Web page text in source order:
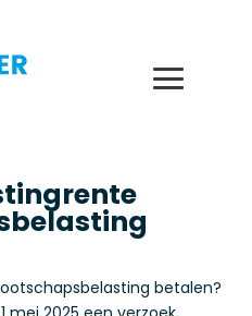
betalen?